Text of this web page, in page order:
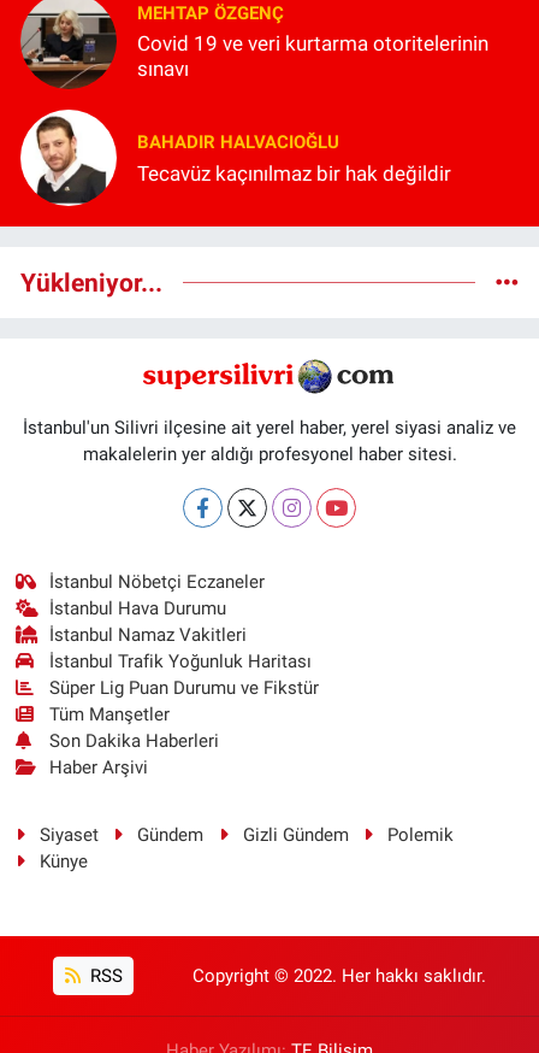
MEHTAP ÖZGENÇ
Covid 19 ve veri kurtarma otoritelerinin
sınavı
BAHADIR HALVACIOĞLU
Tecavüz kaçınılmaz bir hak değildir
Yükleniyor...
İstanbul'un Silivri ilçesine ait yerel haber, yerel siyasi analiz ve
makalelerin yer aldığı profesyonel haber sitesi.
İstanbul Nöbetçi Eczaneler
İstanbul Hava Durumu
İstanbul Namaz Vakitleri
İstanbul Trafik Yoğunluk Haritası
Süper Lig Puan Durumu ve Fikstür
Tüm Manşetler
Son Dakika Haberleri
Haber Arşivi
Siyaset Gündem Gizli Gündem
Polemik
Künye
RSS Copyright © 2022. Her hakkı saklıdır.